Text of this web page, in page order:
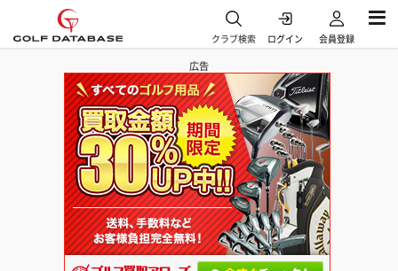
クラブ検索 ログイン 会員登録
広告